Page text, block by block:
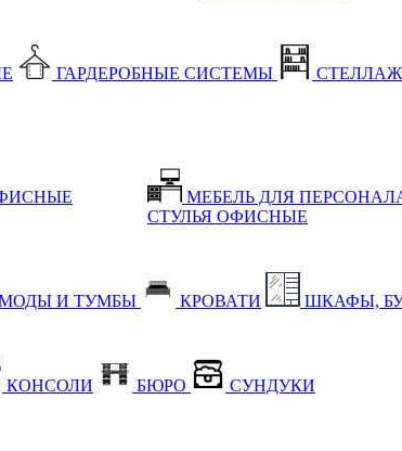
ГАРДЕРОБНЫЕ СИСТЕМЫ
МЕБЕЛЬ ДЛЯ
СТУЛЬЯ ОФИСНЫЕ
И ТУМБЫ КРОВАТИ ШКАФЫ,
КОНСОЛИ БЮРО СУНДУКИ